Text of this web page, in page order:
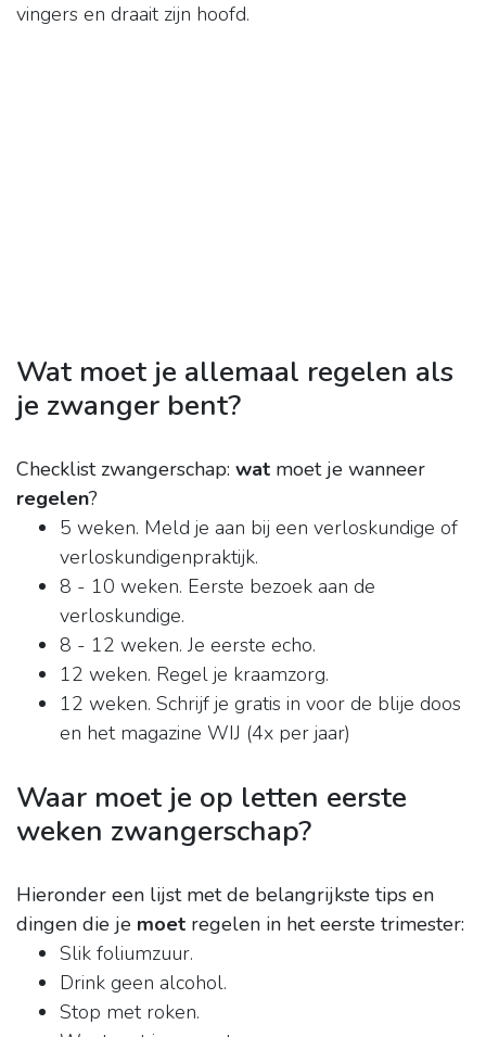
vingers en draait zijn hoofd.
Wat moet je allemaal regelen als
je zwanger bent?
Checklist zwangerschap: wat moet je wanneer
regelen?
5 weken. Meld je aan bij een verloskundige of
verloskundigenpraktijk.
8 - 10 weken. Eerste bezoek aan de
verloskundige.
8 - 12 weken. Je eerste echo.
12 weken. Regel je kraamzorg.
12 weken. Schrijf je gratis in voor de blije doos
en het magazine WIJ (4x per jaar)
Waar moet je op letten eerste
weken zwangerschap?
Hieronder een lijst met de belangrijkste tips en
dingen die je moet regelen in het eerste trimester:
Slik foliumzuur.
Drink geen alcohol.
Stop met roken.